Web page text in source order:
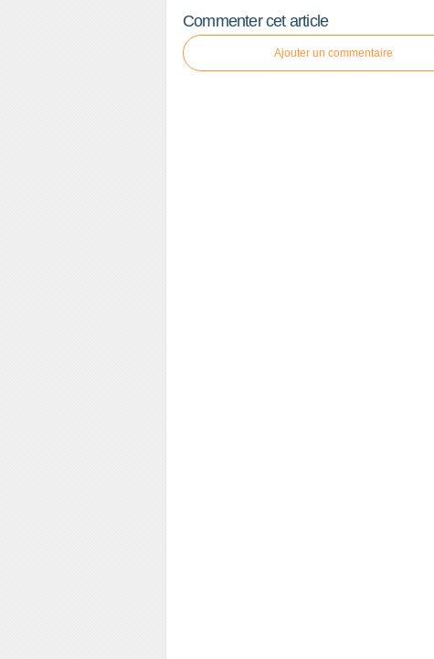
Commenter cet article
Ajouter un commentaire